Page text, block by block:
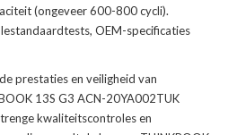
(ongeveer 600-800 cycli).
OEM-specificaties
prestaties en veiligheid van
13S G3 ACN-20YA002TUK
kwaliteitscontroles en